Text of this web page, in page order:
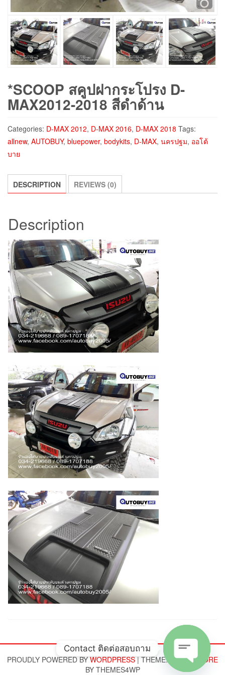
*SCOOP สคูปฝากระโปรง D-
MAX2012-2018 สีดำด้าน
Categories: D-MAX 2012, D-MAX 2016, D-MAX 2018 Tags:
allnew, AUTOBUY, bluepower, bodykits, D-MAX, นครปฐม, ออโต้
บาย
DESCRIPTION REVIEWS (0)
Description
PROUDLY POWERED BYWORDPRESS | THEME:
ALPHA STORE
BY THEMES4WP
Contact ติดต่อสอบถาม